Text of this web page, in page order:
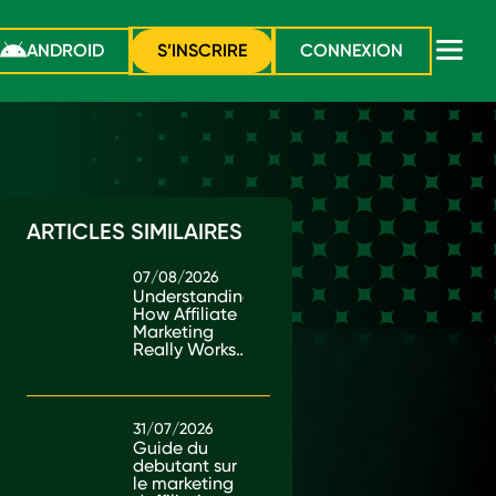
ANDROID S’INSCRIRE CONNEXION
ARTICLES SIMILAIRES
07/08/2026
Understanding
How Affiliate
Marketing
Really Works
31/07/2026
Guide du
debutant sur
le marketing